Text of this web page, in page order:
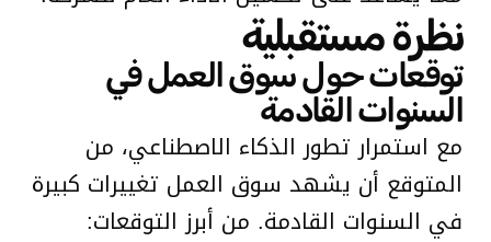
نظرة مستقبلية
توقعات حول سوق العمل في
السنوات القادمة
مع استمرار تطور الذكاء الاصطناعي، من
المتوقع أن يشهد سوق العمل تغييرات كبيرة
في السنوات القادمة. من أبرز التوقعات: